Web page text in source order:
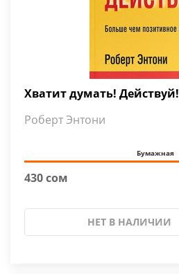
Хватит думать! Действуй!
Роберт Энтони
Бумажная
430 сом
НЕТ В НАЛИЧИИ